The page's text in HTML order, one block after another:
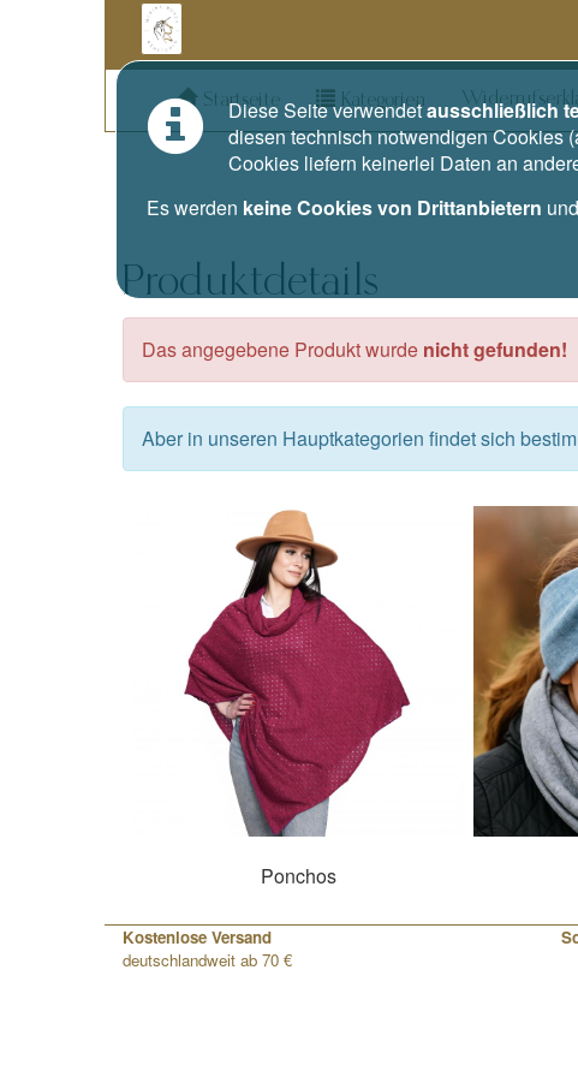
Startseite Kategorien
Produktdetails
Das angegebene Produkt wurde nicht gefunden!
Aber in unseren Hauptkategorien findet sich
Ponchos
Kostenlose Versand
deutschlandweit ab 70 €
Diese Seite verwendetausschließlich
diesen technisch notwendigen Cookies
Cookies liefern keinerlei Daten an
Es werden keine Cookies von Drittanbietern